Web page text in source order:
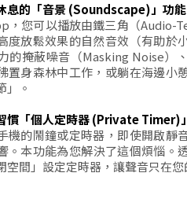
息的「音景 (Soundscape)」功能
，您可以播放由鐵三角（Audio-
度放鬆效果的自然音效（有助於
的掩蔽噪音（Masking Noise）
置身森林中工作，或躺在海邊小
」。
慣「個人定時器 (Private Timer)
機的鬧鐘或定時器，即使開啟靜
。本功能為您解決了這個煩惱。
空間」設定定時器，讓聲音只在您